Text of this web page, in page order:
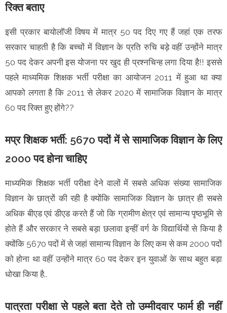
रिक्त बताए
इसी प्रकार बायोलॉजी विषय में मात्र 50 पद दिए गए हैं जहां एक तरफ
सरकार चाहती है कि बच्चों में विज्ञान के प्रति रुचि बड़े वहीं उन्होंने मात्र
50 पद देकर अपनी इस योजना पर खुद ही प्रश्नचिन्ह लगा दिया है!! इससे
पहले माध्यमिक शिक्षक भर्ती परीक्षा का आयोजन 2011 में हुआ था क्या
आपको लगता है कि 2011 से लेकर 2020 में सामाजिक विज्ञान के मात्र
60 पद रिक्त हुए होंगे??
मप्र शिक्षक भर्ती: 5670 पदों में से सामाजिक विज्ञान के लिए
2000 पद होना चाहिए
माध्यमिक शिक्षक भर्ती परीक्षा देने वालों में सबसे अधिक संख्या सामाजिक
विज्ञान के छात्रों की रही है क्योंकि सामाजिक विज्ञान के छात्र ही सबसे
अधिक बीएड एवं डीएड करते हैं जो कि ग्रामीण क्षेत्र एवं सामान्य पृष्ठभूमि से
होते हैं और सरकार ने सबसे बड़ा छलावा इन्हीं वर्ग के विद्यार्थियों से किया है
क्योंकि 5670 पदों में से जहां सामान्य विज्ञान के लिए कम से कम 2000 पदों
को होना था वहीं उन्होंने मात्र 60 पद देकर इन युवाओं के साथ बहुत बड़ा
धोखा किया है..
पात्रता परीक्षा से पहले बता देते तो उम्मीदवार फार्म ही नहीं